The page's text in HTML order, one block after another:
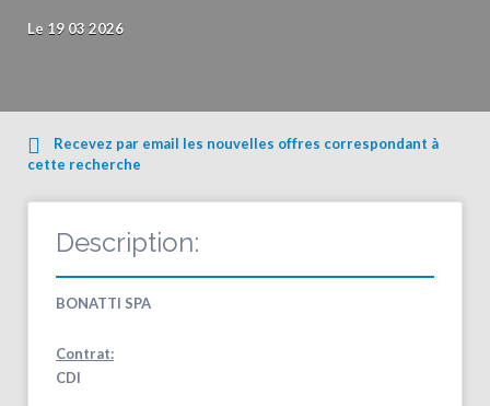
Le 19 03 2026
Recevez par email les nouvelles offres correspondant à
cette recherche
Description:
BONATTI SPA
Contrat:
CDI